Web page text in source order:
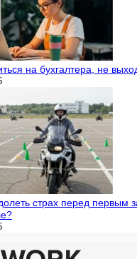
на бухгалтера, не
страх перед первым